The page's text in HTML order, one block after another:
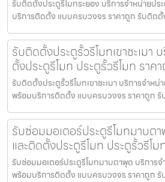
รับติดตั้งประตูรีโมทระยอง บริการจำหน่ายปร
บริการติดตั้ง แบบครบวงจร ราคาถูก รับติดตั้
รับติดตั้งประตูรั้วรีโมทเขาชะเมา
ตั้งประตูรีโมท ประตูรั้วรีโมท ราค
รับติดตั้งประตูรั้วรีโมทเขาชะเมา บริการจำหน่
พร้อมบริการติดตั้ง แบบครบวงจร ราคาถูก
รับซ่อมมอเตอร์ประตูรีโมทมาบต
และติดตั้งประตูรีโมท ประตูรั้วรีโ
รับซ่อมมอเตอร์ประตูรีโมทมาบตาพุด บริการจ
พร้อมบริการติดตั้ง แบบครบวงจร ราคาถูก รั